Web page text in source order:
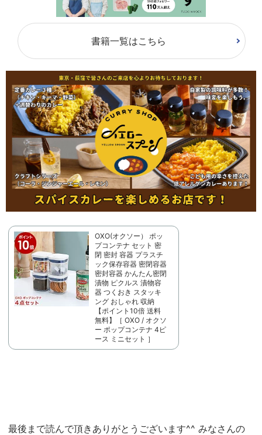
書籍一覧はこちら
OXO(オクソー） ポッ
プコンテナ セット 密
閉 密封 容器 プラスチ
ック保存容器 密閉容器
密封容器 かんたん密閉
漬物 ピクルス 漬物容
器 つくおき スタッキ
ング おしゃれ 収納
【ポイント10倍 送料
無料】［ OXO / オクソ
ー ポップコンテナ 4ピ
ース ミニセット ］
最後まで読んで頂きありがとうございます^^ みなさんの